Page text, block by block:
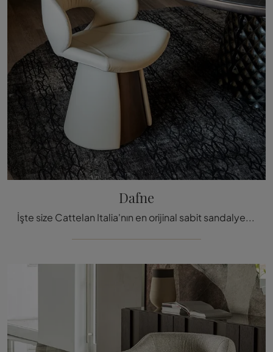
Dafne
İşte size Cattelan Italia'nın en orijinal sabit sandalyelerinden tasarım atmosferi Dafne için yemek sandalyesi